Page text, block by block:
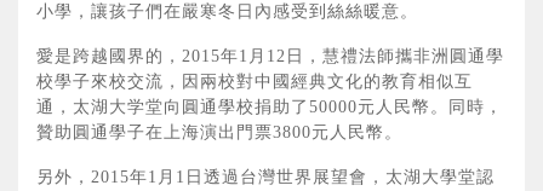
小學，讓孩子們在嚴寒冬日內感受到絲絲暖意。
愛是跨越國界的，2015年1月12日，慧禮法師攜非洲圓通學
校學子來校交流，因兩校對中國經典文化的教育相似互
通，太湖大学堂向圓通學校捐助了50000元人民幣。同時，
贊助圓通學子在上海演出門票3800元人民幣。
另外，2015年1月1日透過台灣世界展望會，太湖大學堂認